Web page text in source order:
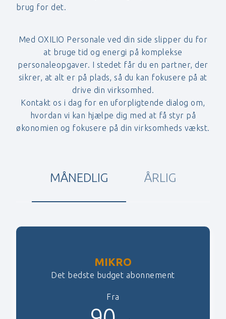
brug for det.
Med OXILIO Personale ved din side slipper du for
at bruge tid og energi på komplekse
personaleopgaver. I stedet får du en partner, der
sikrer, at alt er på plads, så du kan fokusere på at
drive din virksomhed.
Kontakt os i dag for en uforpligtende dialog om,
hvordan vi kan hjælpe dig med at få styr på
økonomien og fokusere på din virksomheds vækst.
MÅNEDLIG ÅRLIG
MIKRO
Det bedste budget abonnement
Fra